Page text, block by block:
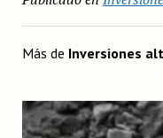
Más de Inversiones